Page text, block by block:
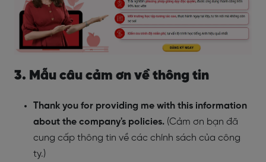
3. Mẫu câu cảm ơn về thông tin
Thank you for providing me with this information
about the company's policies. (Cảm ơn bạn đã
cung cấp thông tin về các chính sách của công
ty.)